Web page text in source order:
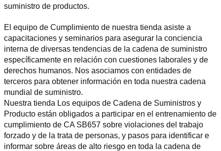
suministro de productos.
El equipo de Cumplimiento de nuestra tienda asiste a
capacitaciones y seminarios para asegurar la conciencia
interna de diversas tendencias de la cadena de suministro
específicamente en relación con cuestiones laborales y de
derechos humanos. Nos asociamos con entidades de
terceros para obtener información en toda nuestra cadena
mundial de suministro.
Nuestra tienda Los equipos de Cadena de Suministros y
Producto están obligados a participar en el entrenamiento de
cumplimiento de CA SB657 sobre violaciones del trabajo
forzado y de la trata de personas, y pasos para identificar e
informar sobre áreas de alto riesgo en toda la cadena de